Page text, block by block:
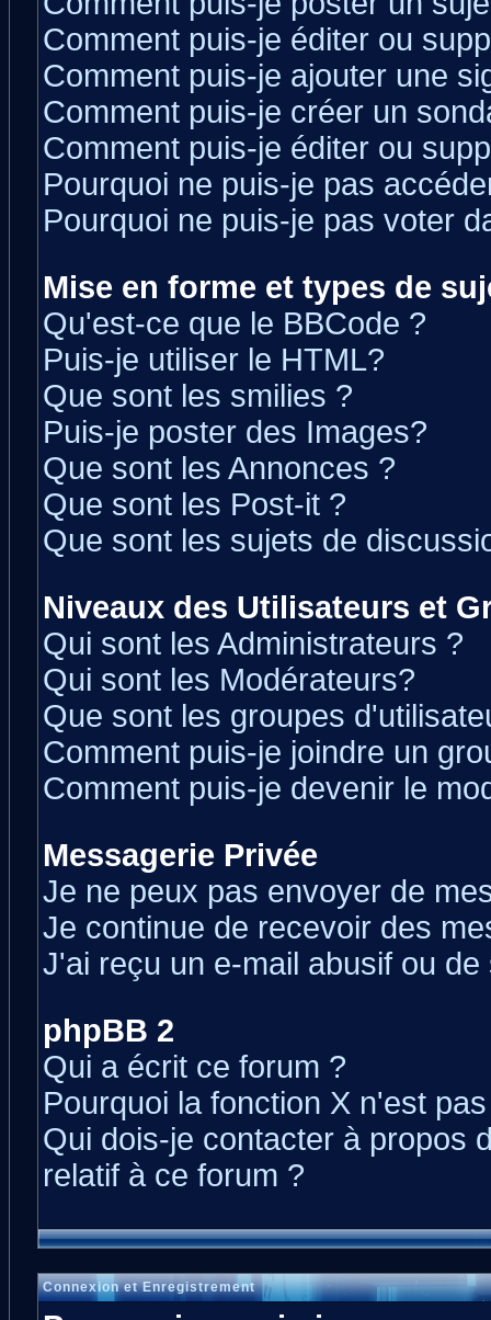
Comment puis-je éditer ou
Comment puis-je ajouter une
Comment puis-je créer un
Comment puis-je éditer ou
Pourquoi ne puis-je pas
Pourquoi ne puis-je pas voter
Mise en forme et types de
Qu'est-ce que le BBCode ?
Puis-je utiliser le HTML?
Que sont les smilies ?
Puis-je poster des Images?
Que sont les Annonces ?
Que sont les Post-it ?
Que sont les sujets de
Niveaux des Utilisateurs et
Qui sont les Administrateurs ?
Qui sont les Modérateurs?
Que sont les groupes
Comment puis-je joindre un
Comment puis-je devenir le
Messagerie Privée
Je ne peux pas envoyer de
Je continue de recevoir des
J'ai reçu un e-mail abusif ou
phpBB 2
Qui a écrit ce forum ?
Pourquoi la fonction X n'est
Qui dois-je contacter à propos
relatif à ce forum ?
Connexion et Enregistrement